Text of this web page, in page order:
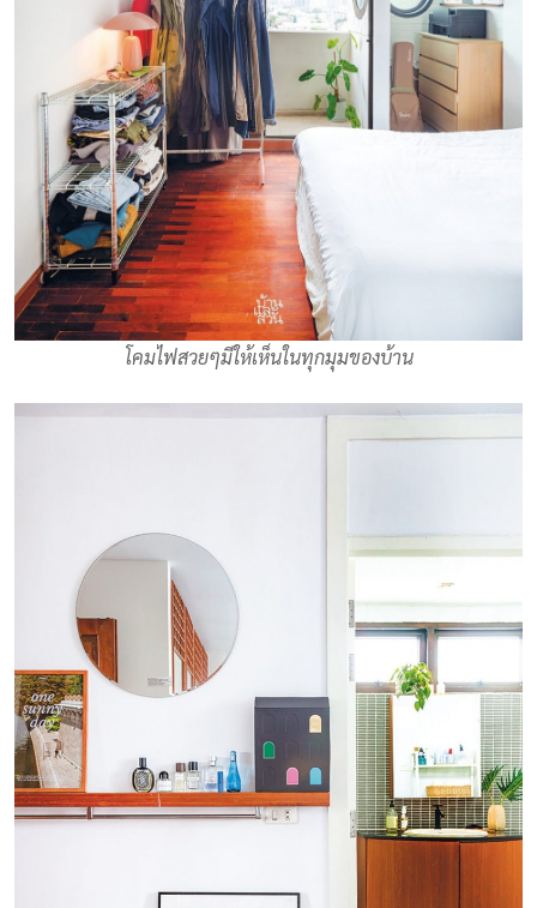
โคมไฟสวยๆมีให้เห็นในทุกมุมของบ้าน